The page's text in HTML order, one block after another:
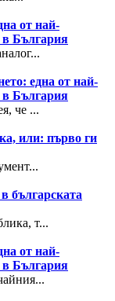
от най-
България
една от най-
България
че ...
или: първо ги
българската
т...
от най-
България